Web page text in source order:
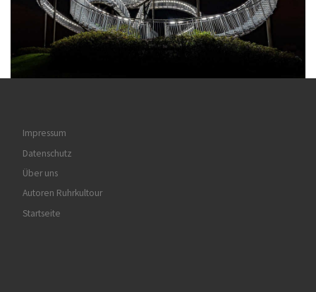
Impressum
Datenschutz
Über uns
Autoren Ruhrkultour
Startseite